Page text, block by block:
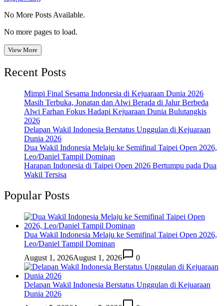
No More Posts Available.
No more pages to load.
View More
Recent Posts
Mimpi Final Sesama Indonesia di Kejuaraan Dunia 2026
Masih Terbuka, Jonatan dan Alwi Berada di Jalur Berbeda
Alwi Farhan Fokus Hadapi Kejuaraan Dunia Bulutangkis
2026
Delapan Wakil Indonesia Berstatus Unggulan di Kejuaraan
Dunia 2026
Dua Wakil Indonesia Melaju ke Semifinal Taipei Open 2026,
Leo/Daniel Tampil Dominan
Harapan Indonesia di Taipei Open 2026 Bertumpu pada Dua
Wakil Tersisa
Popular Posts
Dua Wakil Indonesia Melaju ke Semifinal Taipei Open 2026,
Leo/Daniel Tampil Dominan
August 1, 2026August 1, 2026 0
Delapan Wakil Indonesia Berstatus Unggulan di Kejuaraan
Dunia 2026